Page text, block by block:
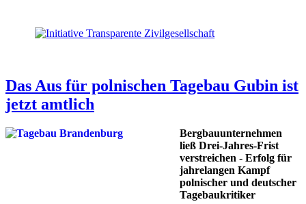
Das Aus für polnischen Tagebau Gubin ist
jetzt amtlich
Bergbauunternehmen
ließ Drei-Jahres-Frist
verstreichen - Erfolg für
jahrelangen Kampf
polnischer und deutscher
Tagebaukritiker